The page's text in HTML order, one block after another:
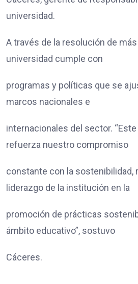
universidad.
A través de la resolución de
universidad cumple con
programas y políticas que se
marcos nacionales e
internacionales del sector.
refuerza nuestro compromiso
constante con la sostenibilidad,
liderazgo de la institución en la
promoción de prácticas
ámbito educativo”, sostuvo
Cáceres.